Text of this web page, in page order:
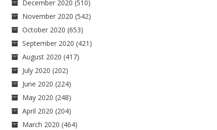
December 2020 (510)
November 2020 (542)
October 2020 (653)
September 2020 (421)
August 2020 (417)
July 2020 (202)
June 2020 (224)
May 2020 (248)
April 2020 (204)
March 2020 (464)